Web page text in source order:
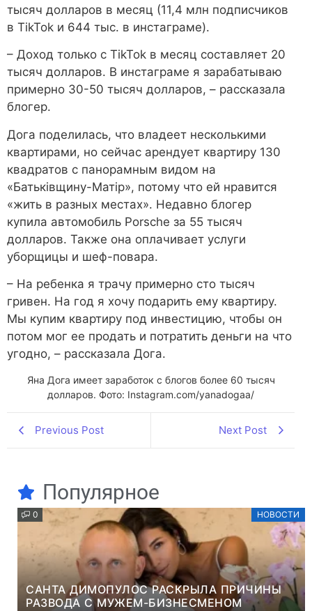
тысяч долларов в месяц (11,4 млн подписчиков
в TikTok и 644 тыс. в инстаграме).
– Доход только с TikTok в месяц составляет 20
тысяч долларов. В инстаграме я зарабатываю
примерно 30-50 тысяч долларов, – рассказала
блогер.
Дога поделилась, что владеет несколькими
квартирами, но сейчас арендует квартиру 130
квадратов с панорамным видом на
«Батьківщину-Матір», потому что ей нравится
«жить в разных местах». Недавно блогер
купила автомобиль Porsche за 55 тысяч
долларов. Также она оплачивает услуги
уборщицы и шеф-повара.
– На ребенка я трачу примерно сто тысяч
гривен. На год я хочу подарить ему квартиру.
Мы купим квартиру под инвестицию, чтобы он
потом мог ее продать и потратить деньги на что
угодно, – рассказала Дога.
Яна Дога имеет заработок с блогов более 60 тысяч
долларов. Фото: Instagram.com/yanadogaa/
Previous Post Next Post
Популярное
0 НОВОСТИ
САНТА ДИМОПУЛОС РАСКРЫЛА ПРИЧИНЫ
РАЗВОДА С МУЖЕМ-БИЗНЕСМЕНОМ